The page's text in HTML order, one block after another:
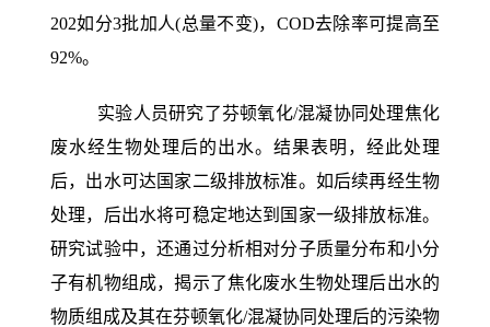
202如分3批加人(总量不变)，COD去除率可提高至
92%。
实验人员研究了芬顿氧化/混凝协同处理焦化
废水经生物处理后的出水。结果表明，经此处理
后，出水可达国家二级排放标准。如后续再经生物
处理，后出水将可稳定地达到国家一级排放标准。
研究试验中，还通过分析相对分子质量分布和小分
子有机物组成，揭示了焦化废水生物处理后出水的
物质组成及其在芬顿氧化/混凝协同处理后的污染物